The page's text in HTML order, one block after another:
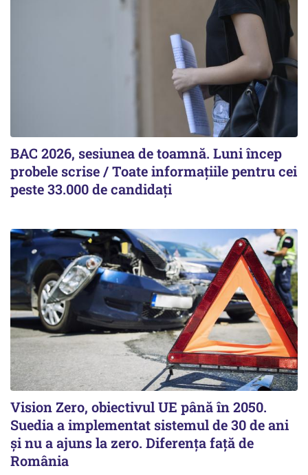
BAC 2026, sesiunea de toamnă. Luni încep
probele scrise / Toate informațiile pentru cei
peste 33.000 de candidați
Vision Zero, obiectivul UE până în 2050.
Suedia a implementat sistemul de 30 de ani
şi nu a ajuns la zero. Diferenţa faţă de
România